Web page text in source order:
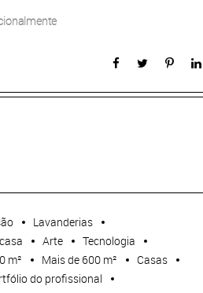
Lavanderias
Arte
Tecnologia
m²
Mais de 600 m²
Casas
do profissional